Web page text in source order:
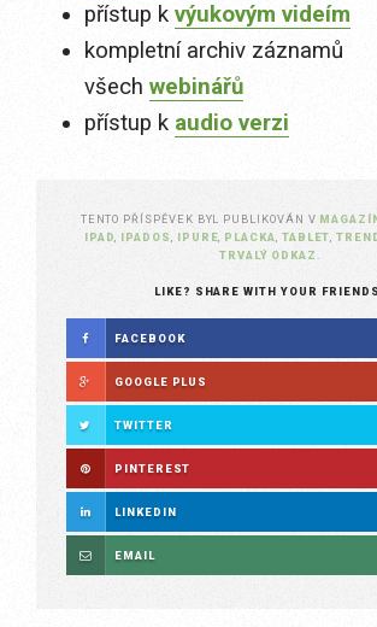
přístup k výukovým videím
kompletní archiv záznamů
všech webinářů
přístup k audio verzi
TENTO PŘÍSPĚVEK BYL PUBLIKOVÁN V
IPAD
IPADOS IPURE PLACKA TABLET ,
TRVALÝ ODKAZ
LIKE? SHARE WITH YOUR
FACEBOOK
GOOGLE PLUS
TWITTER
PINTEREST
LINKEDIN
EMAIL